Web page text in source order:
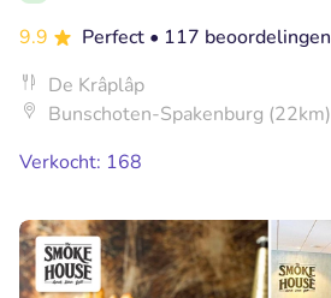
9.9
Perfect • 117 beoordelingen
De Krâplâp
Bunschoten-Spakenburg (22km)
Verkocht: 168